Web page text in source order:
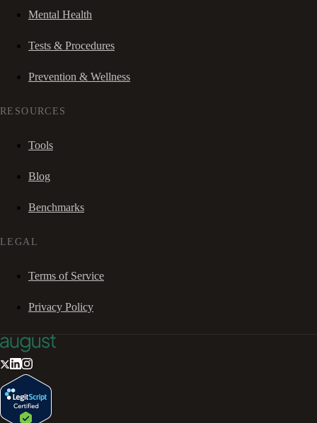
Mental Health
Tests & Procedures
Prevention & Wellness
RESOURCES
Tools
Blog
Benchmarks
LEGAL
Terms of Service
Privacy Policy